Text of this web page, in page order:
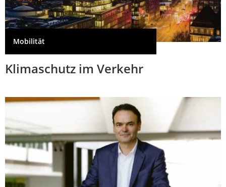
Mobilität
Klimaschutz im Verkehr